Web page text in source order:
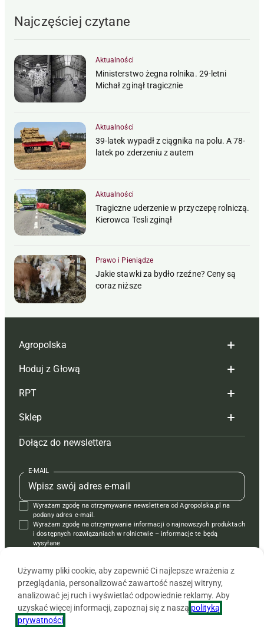
Najczęściej czytane
Aktualności
Ministerstwo żegna rolnika. 29-letni
Michał zginął tragicznie
Aktualności
39-latek wypadł z ciągnika na polu. A 78-
latek po zderzeniu z autem
Aktualności
Tragiczne uderzenie w przyczepę rolniczą.
Kierowca Tesli zginął
Prawo i Pieniądze
Jakie stawki za bydło rzeźne? Ceny są
coraz niższe
Agropolska
Redakcja
Reklama
Tagi
Mapa serwisu
Kontakt
Regulamin
Polityka prywatności
Hoduj z Głową
Hoduj z głową bydło
Hoduj z głową świnie
Prenumerata
Redakcja
Kontakt
Reklama
RPT
Redakcja
Prenumerata
Reklama
Kontakt
Krzyżówki
Sklep
Czasopisma i prenumerata
Książki
Regulamin
Dołącz do newslettera
E-MAIL
Wyrażam zgodę na otrzymywanie newslettera od Agropolska.pl na
podany adres e-mail.
Wyrażam zgodę na otrzymywanie informacji o najnowszych produktach
i dostępnych rozwiązaniach w rolnictwie – informacje te będą
wysyłane
Używamy pliki cookie, aby zapewnić Ci najlepsze wrażenia z
przeglądania, personalizować zawartość naszej witryny,
analizować jej ruch i wyświetlać odpowiednie reklamy. Aby
uzyskać więcej informacji, zapoznaj się z naszą polityką
prywatności